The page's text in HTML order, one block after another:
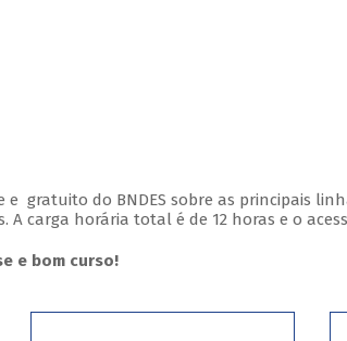
e gratuito do BNDES sobre as principais
A carga horária total é de 12 horas e o
e bom curso!